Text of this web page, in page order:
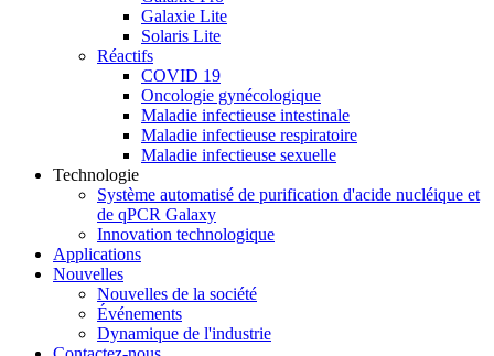
Galaxie Lite
Solaris Lite
Réactifs
COVID 19
Oncologie gynécologique
Maladie infectieuse intestinale
Maladie infectieuse respiratoire
Maladie infectieuse sexuelle
Technologie
Système automatisé de purification d'acide nucléique et
de qPCR Galaxy
Innovation technologique
Applications
Nouvelles
Nouvelles de la société
Événements
Dynamique de l'industrie